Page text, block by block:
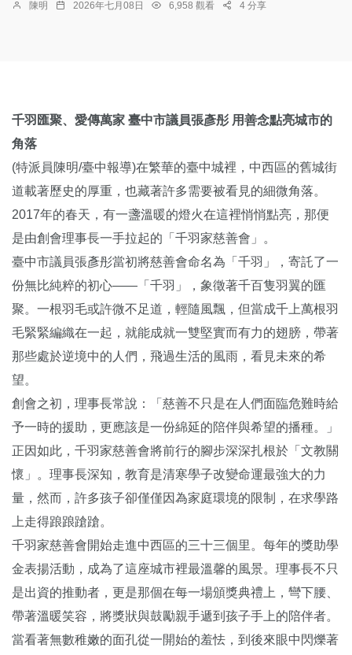
陳明 2026年七月08日 6,958 觀看 4 分享
千羽匯聚、愛傳萬家 臺中市議員張彥彤 用善念點亮城市的
角落
(特派員陳明/臺中報導)在繁華的臺中城裡，中西區的舊城街
道載著歷史的厚重，也藏著許多需要被看見的細微角落。
2017年的春天，有一盞溫暖的燈火在這裡悄悄點亮，那便
是由創會理事長一手拉起的「千羽家慈善會」。
臺中市議員張彥彤當初將慈善會命名為「千羽」，寄託了一
份無比純粹的初心——「千羽」，象徵著千百隻羽翼的匯
聚。一根羽毛或許微不足道，輕隨風飄，但當成千上萬根羽
毛緊緊編織在一起，就能成就一雙堅實而有力的翅膀，帶著
那些處於逆境中的人們，飛過生活的風雨，看見未來的希
望。
創會之初，理事長常說：「慈善不只是在人們面臨危難時給
予一時的援助，更應該是一份綿延的陪伴與希望的播種。」
正因如此，千羽家慈善會將前行的腳步深深扎根於「文教關
懷」。理事長深知，教育是清寒學子改變命運最強大的力
量，然而，許多孩子卻僅僅因為家庭環境的限制，在求學路
上走得踉踉蹌蹌。
千羽家慈善會開始走進中西區的三十三個里。每年的獎助學
金表揚活動，成為了這座城市裡最溫馨的風景。理事長不只
是出資的推動者，更是那個在每一場頒獎典禮上，彎下腰、
帶著溫暖笑容，將獎狀與鼓勵親手遞到孩子手上的陪伴者。
當看著無數稚嫩的面孔從一開始的羞怯，到後來眼中閃爍著